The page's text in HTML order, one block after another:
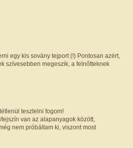
egy kis sovány tejport (!) Pontosan azért,
szívesebben megeszik, a felnőtteknek
tesztelni fogom!
van az alapanyagok között,
nem próbáltam ki, viszont most